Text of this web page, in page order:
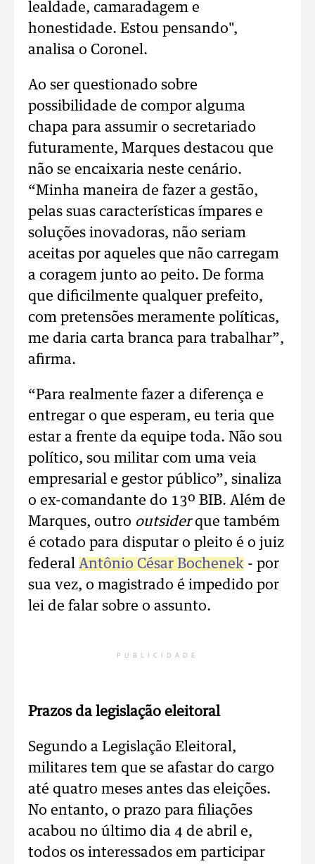
lealdade, camaradagem e
honestidade. Estou pensando",
analisa o Coronel.
Ao ser questionado sobre
possibilidade de compor alguma
chapa para assumir o secretariado
futuramente, Marques destacou que
não se encaixaria neste cenário.
“Minha maneira de fazer a gestão,
pelas suas características ímpares e
soluções inovadoras, não seriam
aceitas por aqueles que não carregam
a coragem junto ao peito. De forma
que dificilmente qualquer prefeito,
com pretensões meramente políticas,
me daria carta branca para trabalhar”,
afirma.
“Para realmente fazer a diferença e
entregar o que esperam, eu teria que
estar a frente da equipe toda. Não sou
político, sou militar com uma veia
empresarial e gestor público”, sinaliza
o ex-comandante do 13º BIB. Além de
Marques, outro outsiderque também
é cotado para disputar o pleito é o juiz
federal Antônio César Bochenek - por
sua vez, o magistrado é impedido por
lei de falar sobre o assunto.
PUBLICIDADE
Prazos da legislação eleitoral
Segundo a Legislação Eleitoral,
militares tem que se afastar do cargo
até quatro meses antes das eleições.
No entanto, o prazo para filiações
acabou no último dia 4 de abril e,
todos os interessados em participar